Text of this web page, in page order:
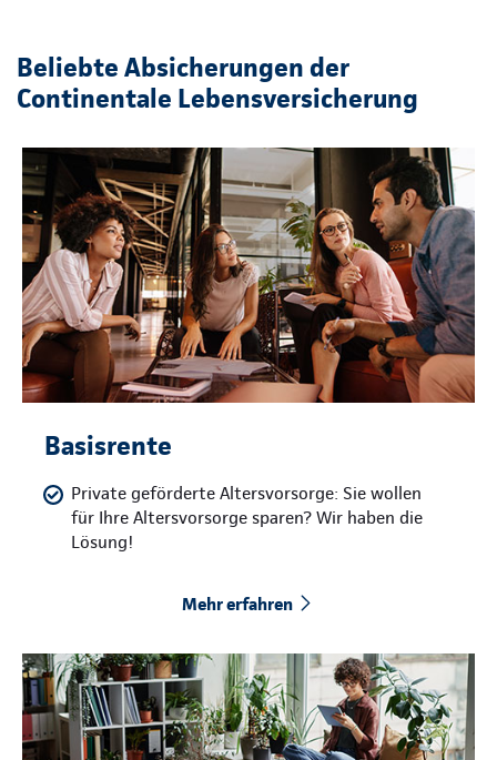
Beliebte Absicherungen der
Continentale Lebensversicherung
Basisrente
Private geförderte Altersvorsorge: Sie wollen
für Ihre Altersvorsorge sparen? Wir haben die
Lösung!
Mehr erfahren